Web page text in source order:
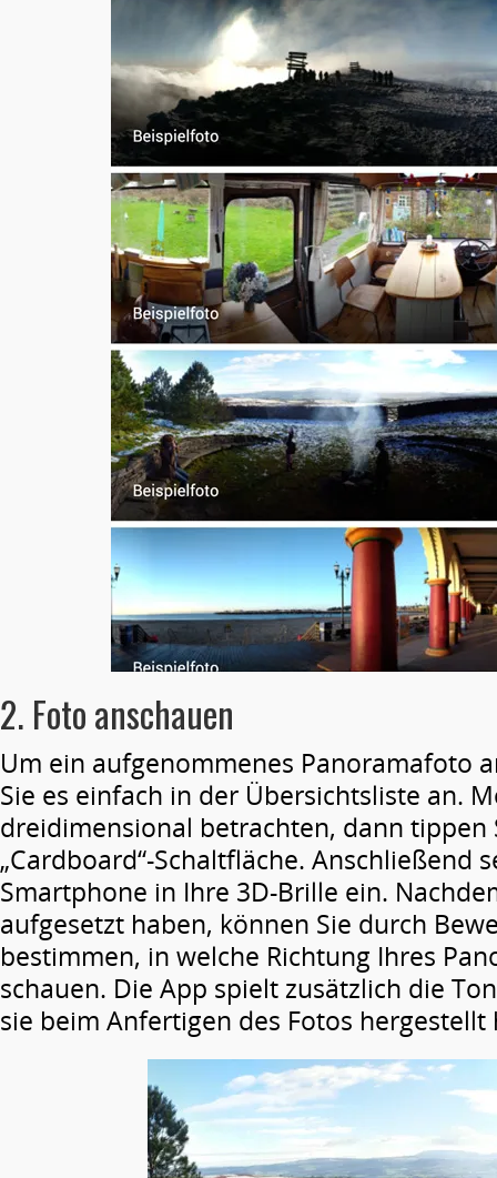
2. Foto anschauen
Um ein aufgenommenes Panoramafoto
Sie es einfach in der Übersichtsliste an.
dreidimensional betrachten, dann tippen
„Cardboard“-Schaltfläche. Anschließend
Smartphone in Ihre 3D-Brille ein.
aufgesetzt haben, können Sie durch
bestimmen, in welche Richtung Ihres
schauen. Die App spielt zusätzlich die
sie beim Anfertigen des Fotos hergestellt